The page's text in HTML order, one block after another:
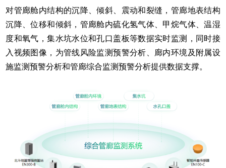
对管廊舱内结构的沉降、倾斜、震动和裂缝，管廊地表结构
沉降、位移和倾斜，管廊舱内硫化氢气体、甲烷气体、温湿
度和氧气，集水坑水位和孔口盖板等数据实时监测，同时接
入视频图像，为管线风险监测预警分析、廊内环境及附属设
施监测预警分析和管廊综合监测预警分析提供数据支撑。